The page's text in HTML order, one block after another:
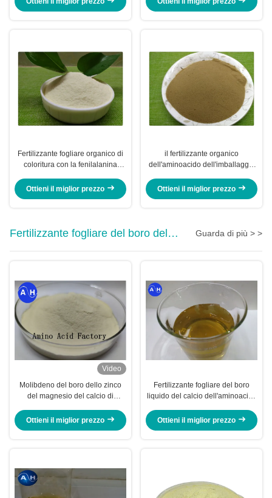
Fertilizzante fogliare organico di
coloritura con la fenilalanina
Ottieni il miglior prezzo
il fertilizzante organico
dell'aminoacido dell'imballaggio
polvere degli oligoelementi
Ottieni il miglior prezzo
Fertilizzante fogliare del boro del
calcio
Guarda di più > >
Video
Molibdeno del boro dello zinco
del magnesio del calcio di
fertilizzante dei banani
Ottieni il miglior prezzo
Fertilizzante fogliare del boro
liquido del calcio dell'aminoacido
Ottieni il miglior prezzo